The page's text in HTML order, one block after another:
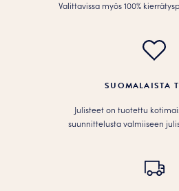
Valittavissa myös 100%
SUOMALAISTA
Julisteet on tuotettu
suunnittelusta valmiiseen